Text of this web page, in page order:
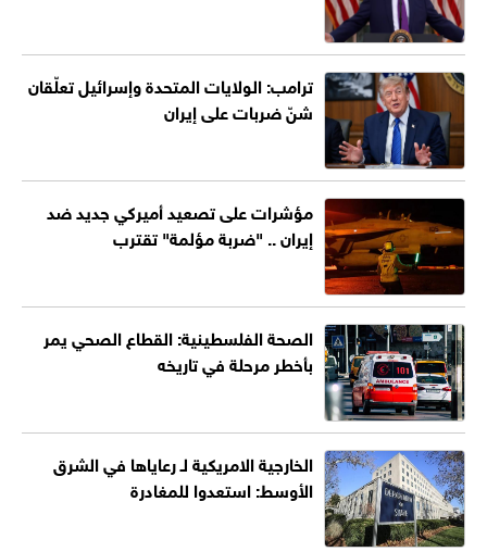
ترامب: الولايات المتحدة وإسرائيل تعلّقان
شنّ ضربات على إيران
مؤشرات على تصعيد أميركي جديد ضد
إيران .. "ضربة مؤلمة" تقترب
الصحة الفلسطينية: القطاع الصحي يمر
بأخطر مرحلة في تاريخه
الخارجية الامريكية لـ رعاياها في الشرق
الأوسط: استعدوا للمغادرة